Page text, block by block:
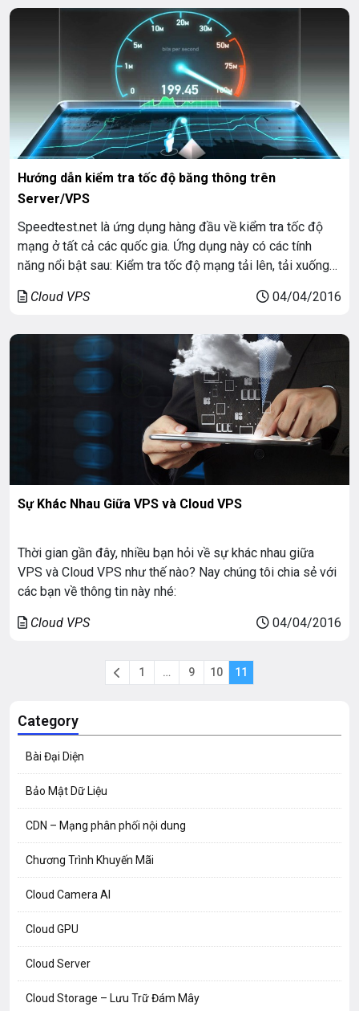
Hướng dẫn kiểm tra tốc độ băng thông trên
Server/VPS
Speedtest.net là ứng dụng hàng đầu về kiểm tra tốc độ
mạng ở tất cả các quốc gia. Ứng dụng này có các tính
năng nổi bật sau: Kiểm tra tốc độ mạng tải lên, tải xuống
Cloud VPS 04/04/2016
Sự Khác Nhau Giữa VPS và Cloud VPS
Thời gian gần đây, nhiều bạn hỏi về sự khác nhau giữa
VPS và Cloud VPS như thế nào? Nay chúng tôi chia sẻ với
các bạn về thông tin này nhé:
Cloud VPS 04/04/2016
1 … 9 10 11
Category
Bài Đại Diện
Bảo Mật Dữ Liệu
CDN – Mạng phân phối nội dung
Chương Trình Khuyến Mãi
Cloud Camera AI
Cloud GPU
Cloud Server
Cloud Storage – Lưu Trữ Đám Mây